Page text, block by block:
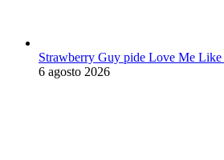
Strawberry Guy pide Love Me Like
6 agosto 2026